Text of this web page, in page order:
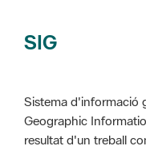
SIG
Sistema d'informació
Geographic
resultat d'un treball